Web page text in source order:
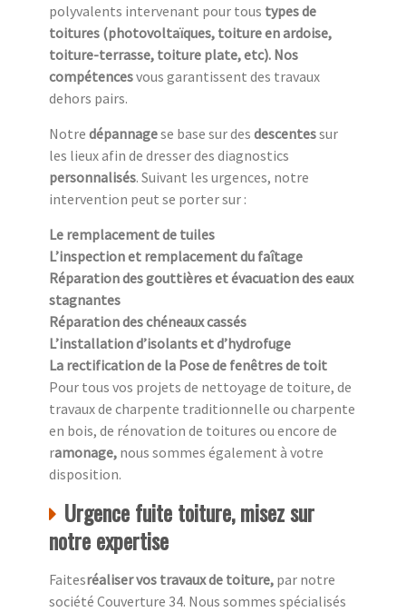
polyvalents intervenant pour tous types de
toitures (photovoltaïques, toiture en ardoise,
toiture-terrasse, toiture plate, etc). Nos
compétencesvous garantissent des travaux
dehors pairs.
Notre dépannagese base sur des descentessur
les lieux afin de dresser des diagnostics
personnalisés. Suivant les urgences, notre
intervention peut se porter sur :
Le remplacement de tuiles
L’inspection et remplacement du faîtage
Réparation des gouttières et évacuation des eaux
stagnantes
Réparation des chéneaux cassés
L’installation d’isolants et d’hydrofuge
La rectification de la Pose de fenêtres de toit
Pour tous vos projets de nettoyage de toiture, de
travaux de charpente traditionnelle ou charpente
en bois, de rénovation de toitures ou encore de
ramonage, nous sommes également à votre
disposition.
Urgence fuite toiture, misez sur
notre expertise
Faitesréaliser vos travaux de toiture, par notre
société Couverture 34. Nous sommes spécialisés